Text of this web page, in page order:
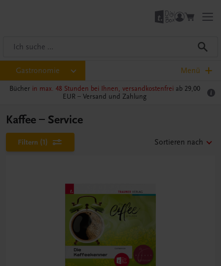
Gastronomie Menü
Bücher in max. 48 Stunden bei Ihnen, versandkostenfrei ab 29,00
EUR – Versand und Zahlung
Kaffee – Service
Filtern (1) Sortieren nach